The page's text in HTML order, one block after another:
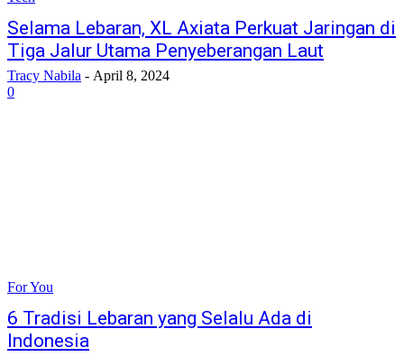
Selama Lebaran, XL Axiata Perkuat Jaringan di
Tiga Jalur Utama Penyeberangan Laut
Tracy Nabila - April 8, 2024
0
For You
6 Tradisi Lebaran yang Selalu Ada di
Indonesia